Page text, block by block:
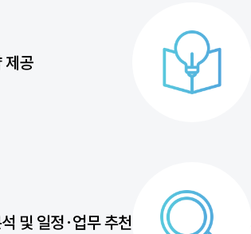
제공
및 일정·업무 추천